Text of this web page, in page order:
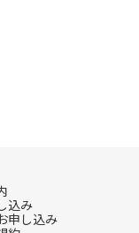
込み
申し込み